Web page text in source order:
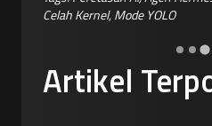
Artikel